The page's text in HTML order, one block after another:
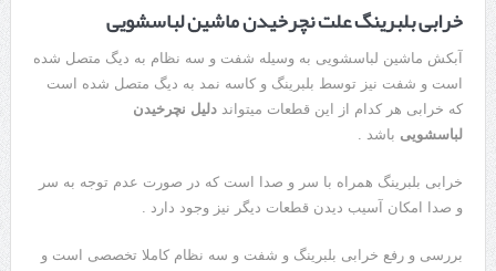
خرابی بلبرینگ علت نچرخیدن ماشین لباسشویی
آبکش ماشین لباسشویی به وسیله شفت و سه نظام به دیگ متصل شده
است و شفت نیز توسط بلبرینگ و کاسه نمد به دیگ متصل شده است
که خرابی هر کدام از این قطعات میتواند دلیل نچرخیدن
لباسشویی باشد .
خرابی بلبرینگ همراه با سر و صدا است که در صورت عدم توجه به سر
و صدا امکان آسیب دیدن قطعات دیگر نیز وجود دارد .
بررسی و رفع خرابی بلبرینگ و شفت و سه نظام کاملا تخصصی است و